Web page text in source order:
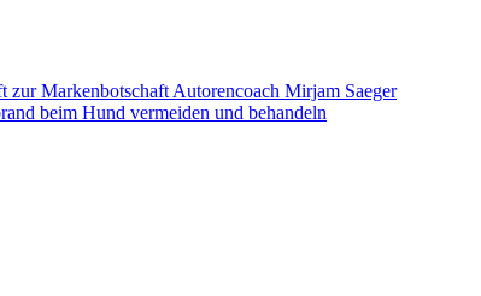
zur Markenbotschaft Autorencoach Mirjam Saeger
beim Hund vermeiden und behandeln